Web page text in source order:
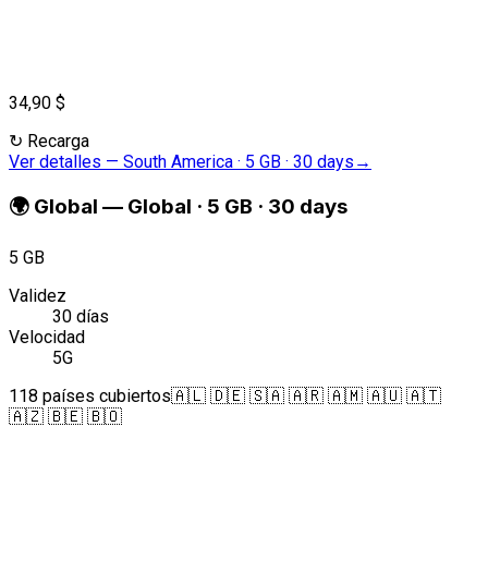
34,90 $
↻ Recarga
Ver detalles — South America · 5 GB · 30 days →
🌍 Global — Global · 5 GB · 30 days
5 GB
Validez
30 días
Velocidad
5G
118 países cubiertos🇦🇱 🇩🇪 🇸🇦 🇦🇷 🇦🇲 🇦🇺 🇦🇹
🇦🇿 🇧🇪 🇧🇴